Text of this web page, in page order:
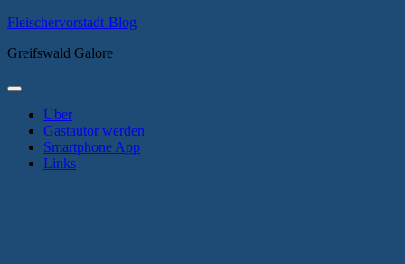
Zum
springen
Fleischervorstadt-Blog
Greifswald Galore
Primäres
Über
Gastautor werden
Smartphone App
Links